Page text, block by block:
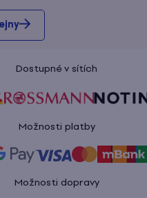
Dostupné v sítích
Možnosti platby
Možnosti dopravy